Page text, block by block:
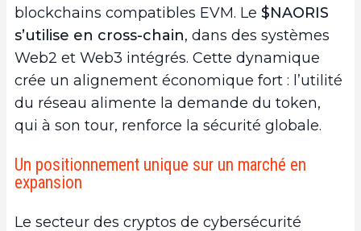
blockchains compatibles EVM. Le $NAORIS
s’utilise en cross-chain, dans des systèmes
Web2 et Web3 intégrés. Cette dynamique
crée un alignement économique fort : l’utilité
du réseau alimente la demande du token,
qui à son tour, renforce la sécurité globale.
Un positionnement unique sur un marché en
expansion
Le secteur des cryptos de cybersécurité